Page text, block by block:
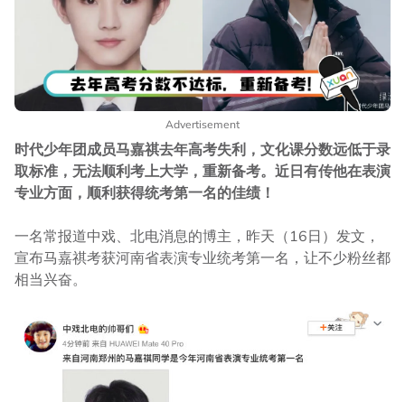
Advertisement
时代少年团成员马嘉祺去年高考失利，文化课分数远低于录
取标准，无法顺利考上大学，重新备考。近日有传他在表演
专业方面，顺利获得统考第一名的佳绩！
一名常报道中戏、北电消息的博主，昨天（16日）发文，
宣布马嘉祺考获河南省表演专业统考第一名，让不少粉丝都
相当兴奋。